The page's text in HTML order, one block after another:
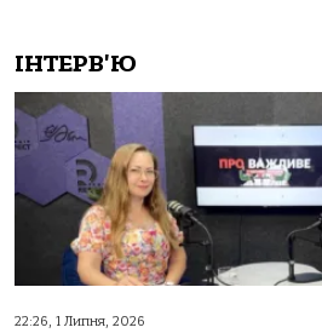
ІНТЕРВ'Ю
22:26, 1 Липня, 2026